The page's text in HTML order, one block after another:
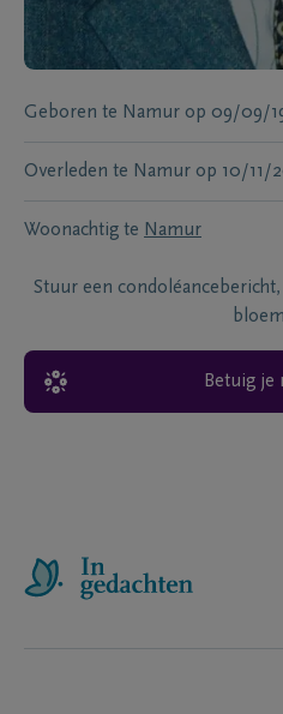
Geboren te Namur op 09/09/
Overleden te Namur op 10/11/
Woonachtig te Namur
Stuur een
Betuig je